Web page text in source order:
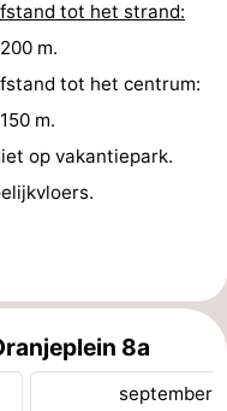
tot het strand:
m.
tot het centrum:
m.
op vakantiepark.
8a
september